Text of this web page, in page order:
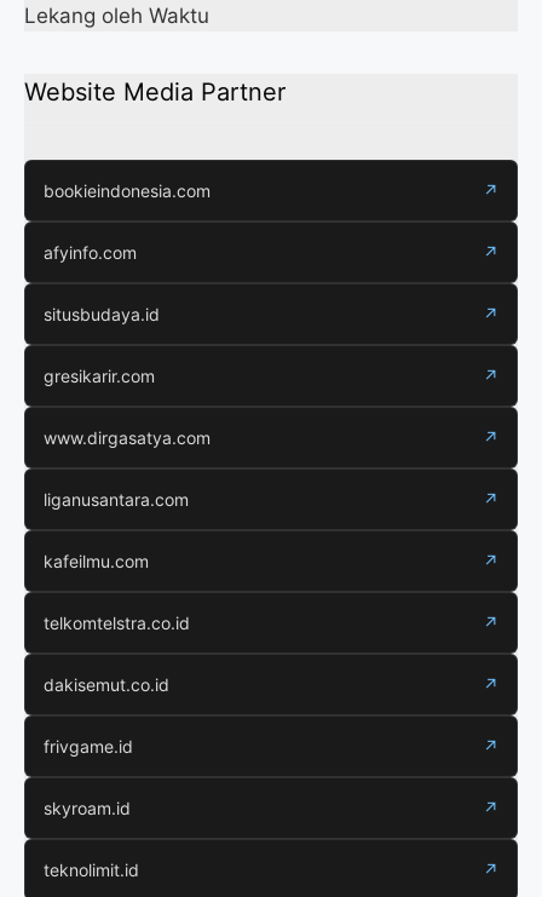
Lekang oleh Waktu
Website Media Partner
bookieindonesia.com ↗
afyinfo.com ↗
situsbudaya.id ↗
gresikarir.com ↗
www.dirgasatya.com ↗
liganusantara.com ↗
kafeilmu.com ↗
telkomtelstra.co.id ↗
dakisemut.co.id ↗
frivgame.id ↗
skyroam.id ↗
teknolimit.id ↗